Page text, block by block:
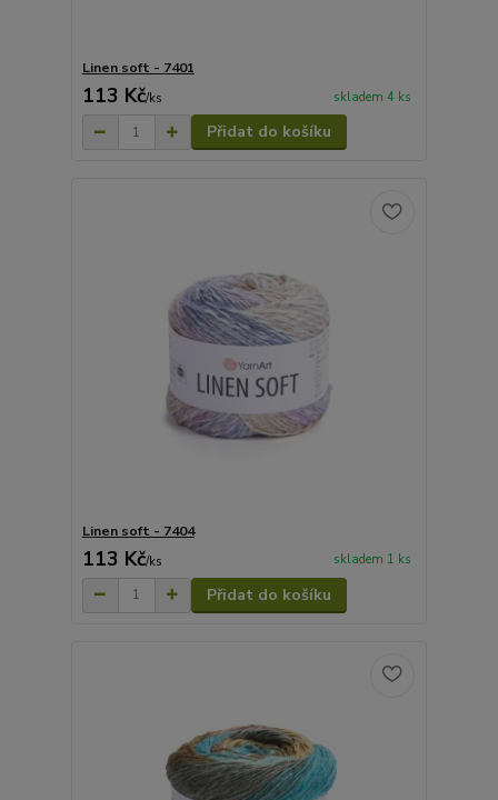
Linen soft - 7401
113 Kč/ks skladem 4 ks
Přidat do košíku
Linen soft - 7404
113 Kč/ks skladem 1 ks
Přidat do košíku